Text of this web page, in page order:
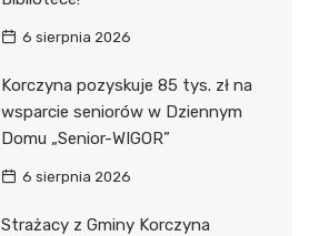
6 sierpnia 2026
Korczyna pozyskuje 85 tys. zł na
wsparcie seniorów w Dziennym
Domu „Senior-WIGOR”
6 sierpnia 2026
Strażacy z Gminy Korczyna